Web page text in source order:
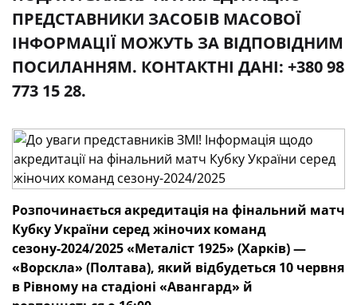
ПРЕДСТАВНИКИ ЗАСОБІВ МАСОВОЇ
ІНФОРМАЦІЇ МОЖУТЬ ЗА ВІДПОВІДНИМ
ПОСИЛАННЯМ. КОНТАКТНІ ДАНІ: +380 98
773 15 28.
Розпочинається акредитація на фінальний матч
Кубку України серед жіночих команд
сезону-2024/2025 «Металіст 1925» (Харків) —
«Ворскла» (Полтава), який відбудеться 10 червня
в Рівному на стадіоні «Авангард» й